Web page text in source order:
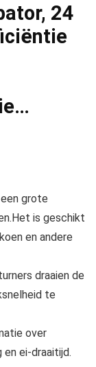
24
grote
is geschikt
en andere
draaien de
te
over
ei-draaitijd.